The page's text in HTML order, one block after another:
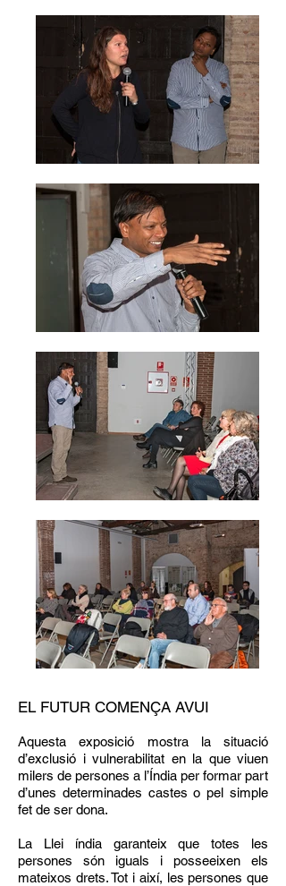
EL FUTUR COMENÇA AVUI
Aquesta exposició mostra la situació
d’exclusió i vulnerabilitat en la que viuen
milers de persones a l’Índia per formar part
d’unes determinades castes o pel simple
fet de ser dona.
La Llei índia garanteix que totes les
persones són iguals i posseeixen els
mateixos drets. Tot i així, les persones que